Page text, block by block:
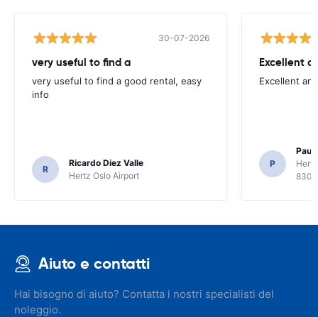
30-07-2026
very useful to find a
very useful to find a good rental, easy
info
R
Ricardo Diez Valle
Hertz Oslo Airport
Excellent
Excellent
P
Paul
8300
Aiuto e contatti
Hai bisogno di aiuto? Contatta i nostri specialisti del
noleggio.